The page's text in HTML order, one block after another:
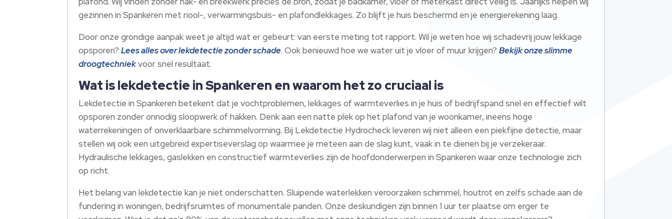
gezinnen in Spankeren met riool-, verwarmingsbuis- en plafondlekkages. Zo blijft je huis beschermd en je energierekening laag.
Door onze grondige aanpak weet je altijd wat er gebeurt: van eerste meting tot rapport. Wil je weten hoe wij schadevrij jouw lekkage
opsporen?Lees alles over lekdetectie zonder schade. Ook benieuwd hoe we water uit je vloer of muur krijgen?Bekijk onze slimme
droogtechniekvoor snel resultaat.
Wat is lekdetectie in Spankeren en waarom het zo cruciaal is
Lekdetectie in Spankeren betekent dat je vochtproblemen, lekkages of warmteverlies in je huis of bedrijfspand snel en effectief wilt
opsporen zonder onnodig sloopwerk of hakken. Denk aan een natte plek op het plafond van je woonkamer, ineens hoge
waterrekeningen of onverklaarbare schimmelvorming. Bij Lekdetectie Hydrocheck leveren wij niet alleen een piekfijne detectie, maar
stellen wij ook een uitgebreid expertiseverslag op waarmee je meteen aan de slag kunt, vaak in te dienen bij je verzekeraar.
Hydraulische lekkages, gaslekken en constructief warmteverlies zijn de hoofdonderwerpen in Spankeren waar onze technologie zich
op richt.
Het belang van lekdetectie kan je niet onderschatten. Sluipende waterlekken veroorzaken schimmel, houtrot en zelfs schade aan de
fundering in woningen, bedrijfsruimtes of monumentale panden. Onze deskundigen zijn binnen 1 uur ter plaatse om erger te